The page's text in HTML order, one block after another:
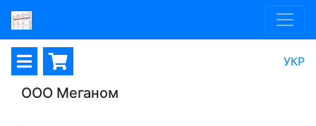
УКР
ООО Меганом